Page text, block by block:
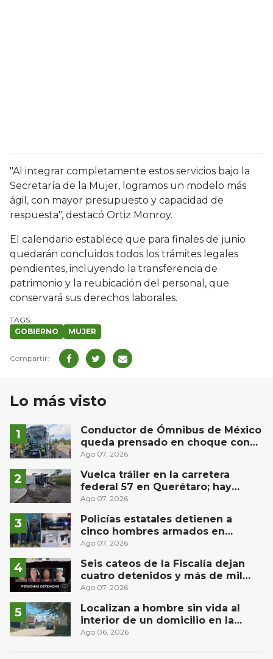
"Al integrar completamente estos servicios bajo la
Secretaría de la Mujer, logramos un modelo más
ágil, con mayor presupuesto y capacidad de
respuesta", destacó Ortiz Monroy.
El calendario establece que para finales de junio
quedarán concluidos todos los trámites legales
pendientes, incluyendo la transferencia de
patrimonio y la reubicación del personal, que
conservará sus derechos laborales.
GOBIERNO MUJER
Lo más visto
Conductor de Ómnibus de México
queda prensado en choque con
materialista en San Juan del Río
Ago 07, 2026
Vuelca tráiler en la carretera
federal 57 en Querétaro; hay
derrame de combustible
Ago 07, 2026
Policías estatales detienen a
cinco hombres armados en
Puebla capital
Ago 07, 2026
Seis cateos de la Fiscalía dejan
cuatro detenidos y más de mil
dosis aseguradas en Querétaro
Ago 07, 2026
Localizan a hombre sin vida al
interior de un domicilio en la
comunidad El Rodeo, San Juan del
Ago 06, 2026